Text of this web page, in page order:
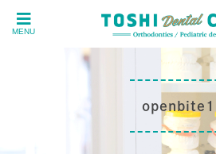
MENU
openbite1